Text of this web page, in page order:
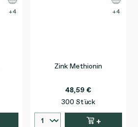
4 4
Zink Methionin
48,59 €
300 Stück
+